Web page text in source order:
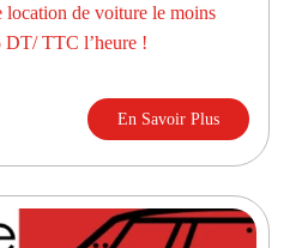
de voiture le moins
DT/ TTC l’heure !
En Savoir Plus